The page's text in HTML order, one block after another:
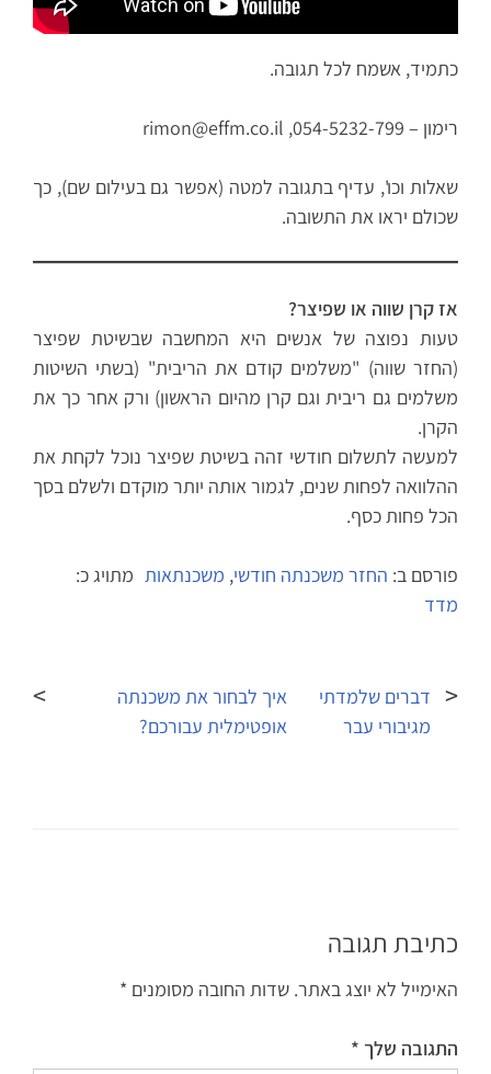
כתמיד, אשמח לכל תגובה.
רימון – 054-5232-799, rimon@effm.co.il
שאלות וכו', עדיף בתגובה למטה (אפשר גם בעילום שם), כך
שכולם יראו את התשובה.
אז קרן שווה או שפיצר?
טעות נפוצה של אנשים היא המחשבה שבשיטת שפיצר
(החזר שווה) "משלמים קודם את הריבית" (בשתי השיטות
משלמים גם ריבית וגם קרן מהיום הראשון) ורק אחר כך את
הקרן.
למעשה לתשלום חודשי זהה בשיטת שפיצר נוכל לקחת את
ההלוואה לפחות שנים, לגמור אותה יותר מוקדם ולשלם בסך
הכל פחות כסף.
פורסם ב: החזר משכנתה חודשי, משכנתאות מתויג כ:
מדד
דברים שלמדתי
מגיבורי עבר
איך לבחור את משכנתה
אופטימלית עבורכם?
כתיבת תגובה
האימייל לא יוצג באתר. שדות החובה מסומנים *
התגובה שלך *